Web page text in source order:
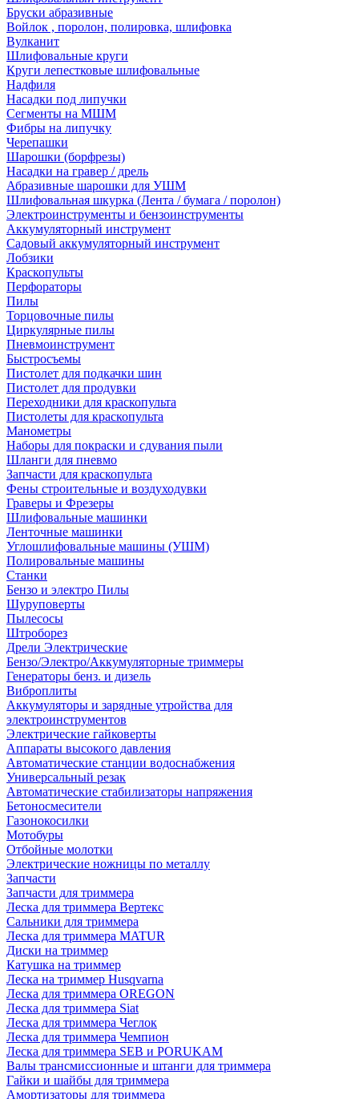
Бруски абразивные
Войлок , поролон, полировка, шлифовка
Вулканит
Шлифовальные круги
Круги лепестковые шлифовальные
Надфиля
Насадки под липучки
Сегменты на МШМ
Фибры на липучку
Черепашки
Шарошки (борфрезы)
Насадки на гравер / дрель
Абразивные шарошки для УШМ
Шлифовальная шкурка (Лента / бумага / поролон)
Электроинструменты и бензоинструменты
Аккумуляторный инструмент
Садовый аккумуляторный инструмент
Лобзики
Краскопульты
Перфораторы
Пилы
Торцовочные пилы
Циркулярные пилы
Пневмоинструмент
Быстросъемы
Пистолет для подкачки шин
Пистолет для продувки
Переходники для краскопульта
Пистолеты для краскопульта
Манометры
Наборы для покраски и сдувания пыли
Шланги для пневмо
Запчасти для краскопульта
Фены строительные и воздуходувки
Граверы и Фрезеры
Шлифовальные машинки
Ленточные машинки
Углошлифовальные машины (УШМ)
Полировальные машины
Станки
Бензо и электро Пилы
Шуруповерты
Пылесосы
Штроборез
Дрели Электрические
Бензо/Электро/Аккумуляторные триммеры
Генераторы бенз. и дизель
Виброплиты
Аккумуляторы и зарядные утройства для
электроинструментов
Электрические гайковерты
Аппараты высокого давления
Автоматические станции водоснабжения
Универсальный резак
Автоматические стабилизаторы напряжения
Бетоносмесители
Газонокосилки
Мотобуры
Отбойные молотки
Электрические ножницы по металлу
Запчасти
Запчасти для триммера
Леска для триммера Вертекс
Сальники для триммера
Леска для триммера MATUR
Диски на триммер
Катушка на триммер
Леска на триммер Husqvarna
Леска для триммера OREGON
Леска для триммера Siat
Леска для триммера Чеглок
Леска для триммера Чемпион
Леска для триммера SEB и PORUKAM
Валы трансмиссионные и штанги для триммера
Гайки и шайбы для триммера
Амортизаторы для триммера